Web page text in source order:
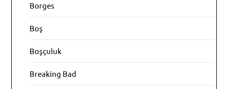
Borges
Boş
Boşçuluk
Breaking Bad